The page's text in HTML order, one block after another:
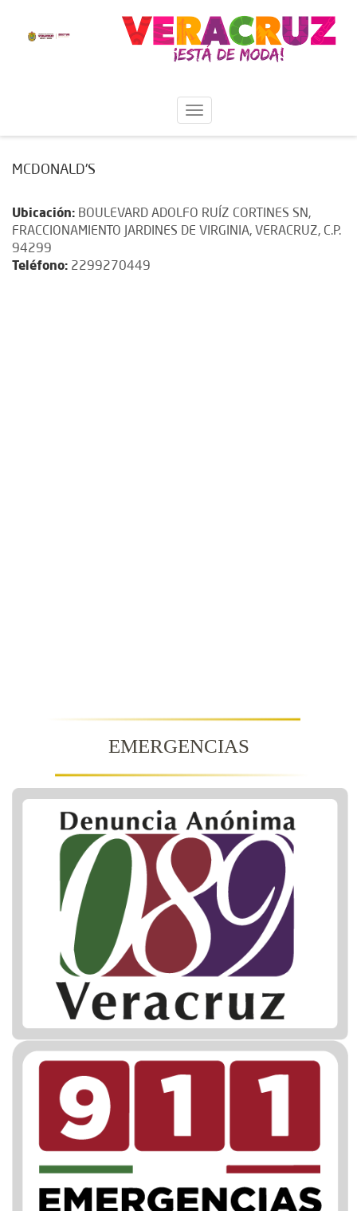
MCDONALD'S
Ubicación: BOULEVARD ADOLFO RUÍZ CORTINES SN,
FRACCIONAMIENTO JARDINES DE VIRGINIA, VERACRUZ, C.P.
94299
Teléfono: 2299270449
EMERGENCIAS